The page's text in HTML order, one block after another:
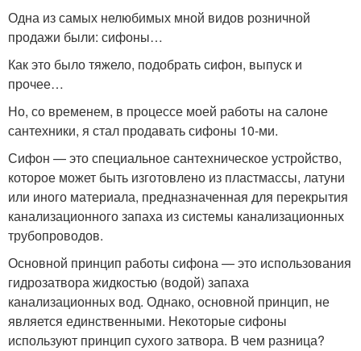
Одна из самых нелюбимых мной видов розничной
продажи были: сифоны…
Как это было тяжело, подобрать сифон, выпуск и
прочее…
Но, со временем, в процессе моей работы на салоне
сантехники, я стал продавать сифоны 10-ми.
Сифон — это специальное сантехническое устройство,
которое может быть изготовлено из пластмассы, латуни
или иного материала, предназначенная для перекрытия
канализационного запаха из системы канализационных
трубопроводов.
Основной принцип работы сифона — это использования
гидрозатвора жидкостью (водой) запаха
канализационных вод. Однако, основной принцип, не
является единственными. Некоторые сифоны
используют принцип сухого затвора. В чем разница?